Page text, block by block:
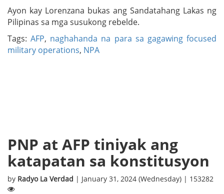
Ayon kay Lorenzana bukas ang Sandatahang Lakas ng
Pilipinas sa mga susukong rebelde.
Tags:AFP, naghahanda na para sa gagawing focused
military operations, NPA
PNP at AFP tiniyak ang
katapatan sa konstitusyon
by Radyo La Verdad | January 31, 2024 (Wednesday) | 153282